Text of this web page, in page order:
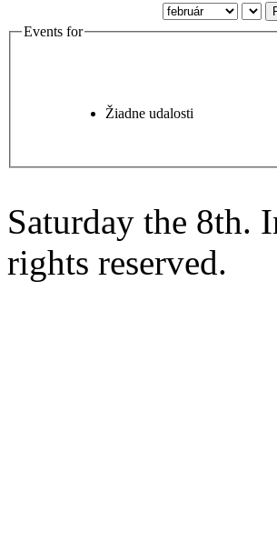
Events for
Žiadne udalosti
Saturday the 8th.
rights reserved.